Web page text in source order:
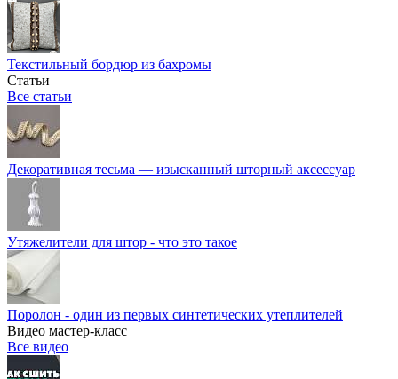
Текстильный бордюр из бахромы
Статьи
Все статьи
Декоративная тесьма — изысканный шторный аксессуар
Утяжелители для штор - что это такое
Поролон - один из первых синтетических утеплителей
Видео мастер-класс
Все видео